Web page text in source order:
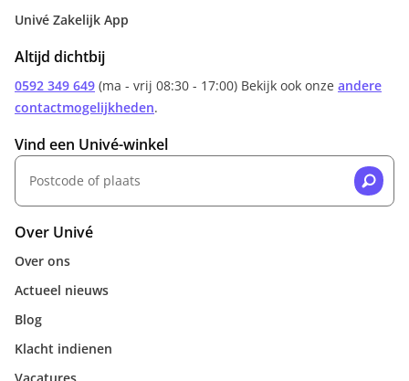
Univé Zakelijk App
Altijd dichtbij
0592 349 649 (ma - vrij 08:30 - 17:00) Bekijk ook onze andere
contactmogelijkheden.
Vind een Univé-winkel
Over Univé
Over ons
Actueel nieuws
Blog
Klacht indienen